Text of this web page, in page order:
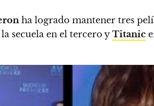
ha logrado mantener tres
secuela en el tercero yTitanic